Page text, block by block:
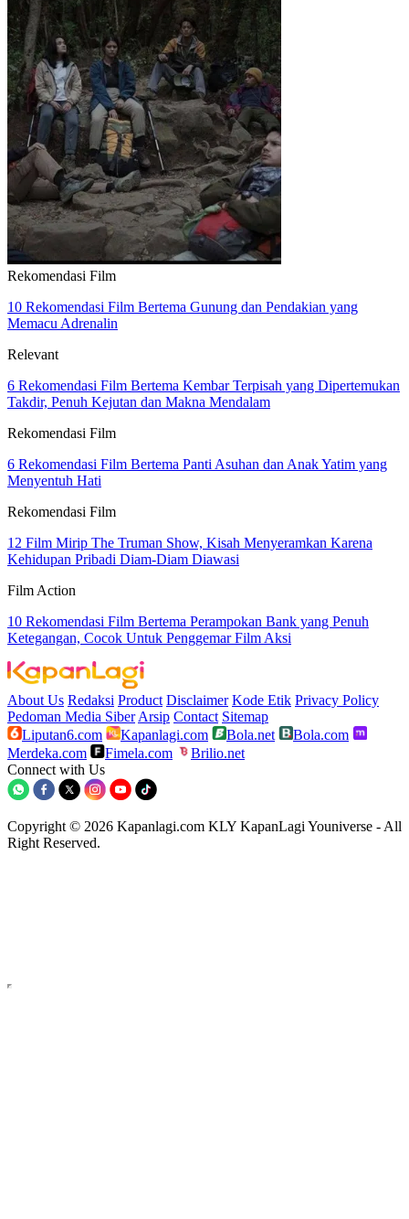
Rekomendasi Film
10 Rekomendasi Film Bertema Gunung dan Pendakian yang
Memacu Adrenalin
Relevant
6 Rekomendasi Film Bertema Kembar Terpisah yang Dipertemukan
Takdir, Penuh Kejutan dan Makna Mendalam
Rekomendasi Film
6 Rekomendasi Film Bertema Panti Asuhan dan Anak Yatim yang
Menyentuh Hati
Rekomendasi Film
12 Film Mirip The Truman Show, Kisah Menyeramkan Karena
Kehidupan Pribadi Diam-Diam Diawasi
Film Action
10 Rekomendasi Film Bertema Perampokan Bank yang Penuh
Ketegangan, Cocok Untuk Penggemar Film Aksi
About Us Redaksi Product Disclaimer Kode Etik Privacy Policy
Pedoman Media Siber Arsip Contact Sitemap
Liputan6.com
Kapanlagi.com Bola.net
Bola.com
Merdeka.com
Fimela.com
Brilio.net
Connect with Us
Copyright © 2026 Kapanlagi.com KLY KapanLagi Youniverse - All
Right Reserved.